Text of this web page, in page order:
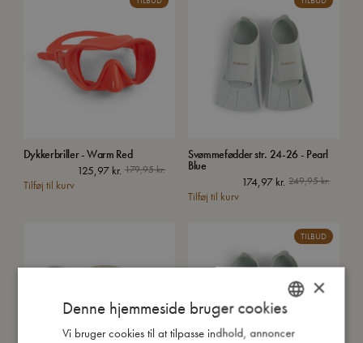
Dykkerbriller - Warm Red
179,95kr.
125,97 kr.
Tilføj til kurv
Svømmefødder str. 24-26 - Pearl
Blue
249,95kr.
174,97 kr.
Tilføj til kurv
TILBUD
DANISH
×
Denne hjemmeside bruger cookies
Vi bruger cookies til at tilpasse indhold, annoncer